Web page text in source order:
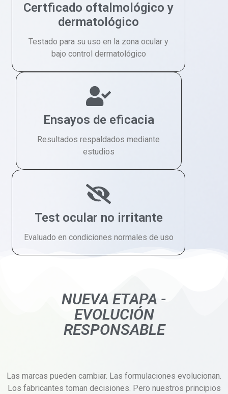
Certficado oftalmológico y
dermatológico
Testado para su uso en la zona ocular y
bajo control dermatológico
Ensayos de eficacia
Resultados respaldados mediante
estudios
Test ocular no irritante
Evaluado en condiciones normales de uso
NUEVA ETAPA -
EVOLUCIÓN
RESPONSABLE
Las marcas pueden cambiar. Las formulaciones evolucionan.
Los fabricantes toman decisiones. Pero nuestros principios